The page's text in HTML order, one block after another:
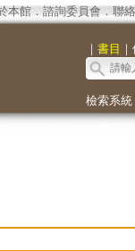
本館． 諮詢委員會． 聯
｜ 書目 ｜
檢索系統